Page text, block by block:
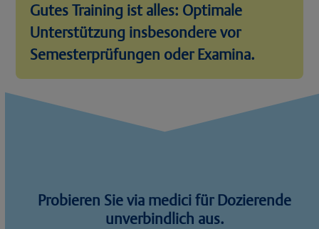
Gutes Training ist alles: Optimale
Unterstützung insbesondere vor
Semesterprüfungen oder Examina.
Probieren Sie via medici für Dozierende
unverbindlich aus.